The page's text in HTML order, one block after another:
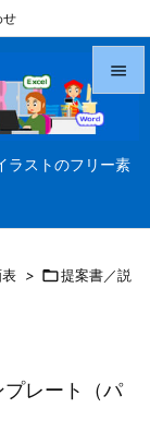
ラストのフリー素




せ
> 提案書／説
レート（パ